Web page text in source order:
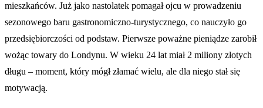
mieszkańców. Już jako nastolatek pomagał ojcu w prowadzeniu
sezonowego baru gastronomiczno-turystycznego, co nauczyło go
przedsiębiorczości od podstaw. Pierwsze poważne pieniądze zarobił
wożąc towary do Londynu. W wieku 24 lat miał 2 miliony złotych
długu – moment, który mógł złamać wielu, ale dla niego stał się
motywacją.